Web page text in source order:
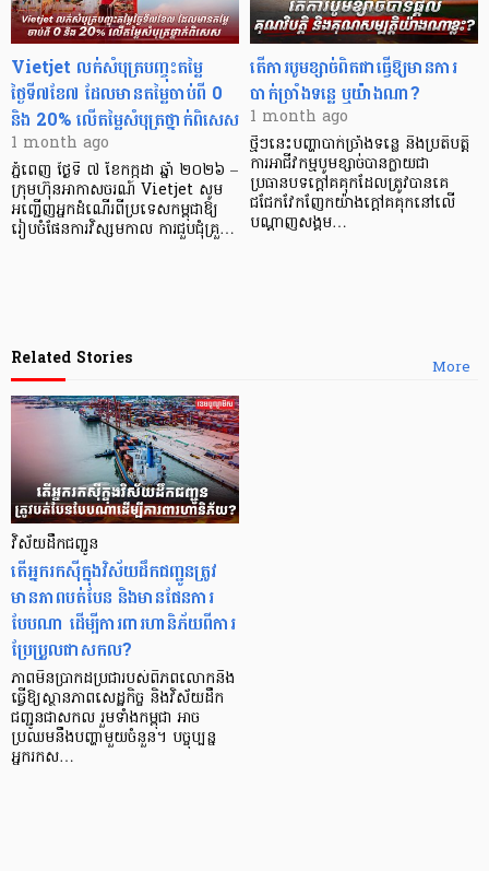
Vietjet លក់សំបុត្របញ្ចុះតម្លៃ
ថ្ងៃទី៧ខែ៧ ដែលមានតម្លៃចាប់ពី 0
និង 20% លើតម្លៃសំបុត្រថ្នាក់ពិសេស
1 month ago
ភ្នំពេញ ថ្ងៃទី ៧ ខែកក្កដា ឆ្នាំ ២០២៦ –
ក្រុមហ៊ុនអាកាសចរណ៍ Vietjet សូម
អញ្ជើញអ្នកដំណើរពីប្រទេសកម្ពុជាឱ្យ
រៀបចំផែនការវិស្សមកាល ការជួបជុំគ្រួ…
តើការបូមខ្សាច់ពិតជាធ្វើឱ្យមានការ
បាក់ច្រាំងទន្លេ ឬយ៉ាងណា?
1 month ago
ថ្មីៗនេះបញ្ហាបាក់ច្រាំងទន្លេ និងប្រតិបត្តិ
ការអាជីវកម្មបូមខ្សាច់បានក្លាយជា
ប្រធានបទក្ដៅគគុកដែលត្រូវបានគេ
ជជែកវែកញែកយ៉ាងក្តៅគគុកនៅលើ
បណ្តាញសង្គម…
More
Related Stories
វិស័យ​ដឹកជញ្ជូន
តើអ្នករកស៊ីក្នុងវិស័យដឹកជញ្ជូនត្រូវ
មានភាពបត់បែន និងមានផែនការ
បែបណា ដើម្បីការពារហានិភ័យពីការ
ប្រែប្រួលជាសកល?
ភាពមិនប្រាកដប្រជារបស់ពិភពលោកនឹង
ធ្វើឱ្យស្ថានភាពសេដ្ឋកិច្ច និងវិស័យដឹក
ជញ្ជូនជាសកល រួមទាំងកម្ពុជា អាច
ប្រឈមនឹងបញ្ហាមួយចំនួន។ បច្ចុប្បន្ន
អ្នករកស…